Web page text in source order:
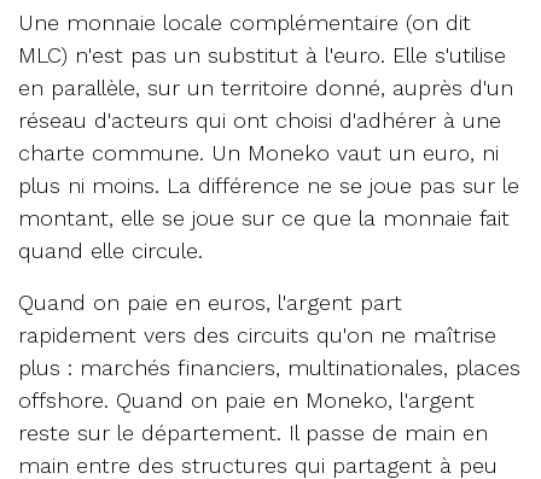
Une monnaie locale complémentaire (on dit
MLC) n'est pas un substitut à l'euro. Elle s'utilise
en parallèle, sur un territoire donné, auprès d'un
réseau d'acteurs qui ont choisi d'adhérer à une
charte commune. Un Moneko vaut un euro, ni
plus ni moins. La différence ne se joue pas sur le
montant, elle se joue sur ce que la monnaie fait
quand elle circule.
Quand on paie en euros, l'argent part ​
rapidement vers des circuits qu'on ne maîtrise
plus : marchés financiers, multinationales, places
offshore. Quand on paie en Moneko, l'argent
reste sur le département. Il passe de main en
main entre des structures qui partagent à peu